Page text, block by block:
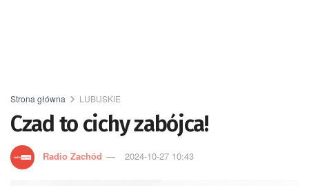
Strona główna LUBUSKIE
Czad to cichy zabójca!
Radio Zachód 2024-10-27 10:43